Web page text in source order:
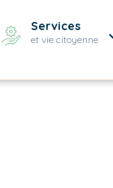
Services
et vie citoyenne